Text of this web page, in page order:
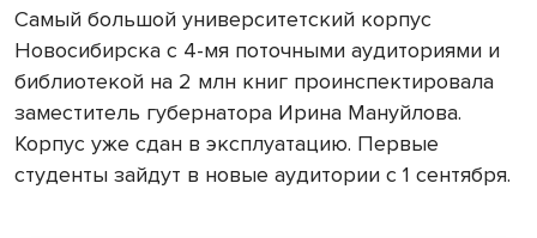
Самый большой университетский корпус
Новосибирска с 4-мя поточными аудиториями и
библиотекой на 2 млн книг проинспектировала
заместитель губернатора Ирина Мануйлова.
Корпус уже сдан в эксплуатацию. Первые
студенты зайдут в новые аудитории с 1 сентября.